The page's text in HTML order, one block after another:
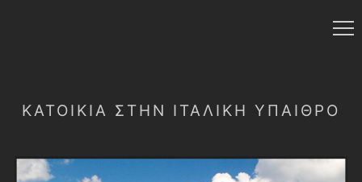
ΚΑΤΟΙΚΊΑ ΣΤΉΝ ΙΤΑΛΙΚΉ ΎΠΑΙΘΡΟ